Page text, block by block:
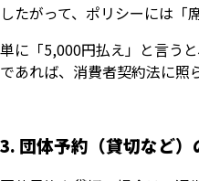
したがって、ポリシーには
単に「5,000円払え」と言う
であれば、消費者契約法に照
3. 団体予約（貸切など）